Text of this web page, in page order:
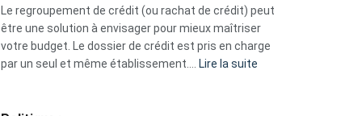
début
2023
Le regroupement de crédit (ou rachat de crédit) peut
être une solution à envisager pour mieux maîtriser
votre budget. Le dossier de crédit est pris en charge
par un seul et même établissement.…
Lire la suite